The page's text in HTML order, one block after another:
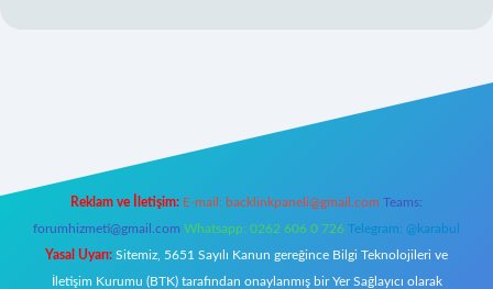
Reklam ve İletişim: E-mail: backlinkpaneli@gmail.com Teams:
forumhizmeti@gmail.com Whatsapp: 0262 606 0 726 Telegram: @karabul
Yasal Uyarı: Sitemiz, 5651 Sayılı Kanun gereğince Bilgi Teknolojileri ve
İletişim Kurumu (BTK) tarafından onaylanmış bir Yer Sağlayıcı olarak